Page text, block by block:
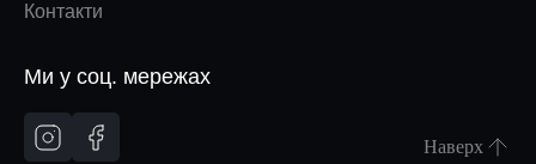
Контакти
Ми у соц. мережах
Наверх